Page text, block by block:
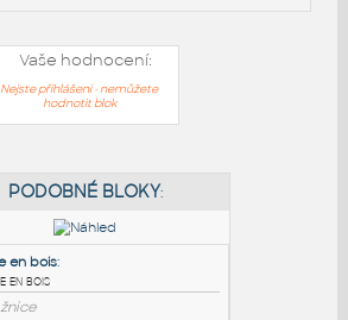
Vaše hodnocení:
Nejste přihlášeni - nemůžete
hodnotit blok